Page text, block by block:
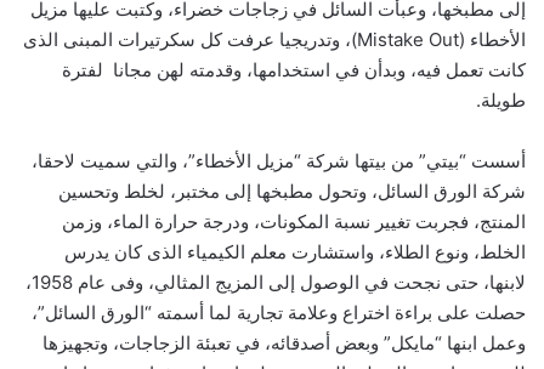
إلى مطبخها، وعبأت السائل في زجاجات خضراء، وكتبت عليها مزيل
الأخطاء (Mistake Out)، وتدريجيا عرفت كل سكرتيرات المبنى الذى
كانت تعمل فيه، وبدأن في استخدامها، وقدمته لهن مجانا لفترة
طويلة.
أسست “بيتي” من بيتها شركة “مزيل الأخطاء”، والتي سميت لاحقا،
شركة الورق السائل، وتحول مطبخها إلى مختبر، لخلط وتحسين
المنتج، فجربت تغيير نسبة المكونات، ودرجة حرارة الماء، وزمن
الخلط، ونوع الطلاء، واستشارت معلم الكيمياء الذى كان يدرس
لابنها، حتى نجحت في الوصول إلى المزيج المثالي، وفى عام 1958،
حصلت على براءة اختراع وعلامة تجارية لما أسمته “الورق السائل”،
وعمل ابنها “مايكل” وبعض أصدقائه، في تعبئة الزجاجات، وتجهيزها